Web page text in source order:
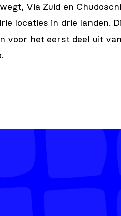
Via Zuid en
locaties in drie landen.
voor het eerst deel uit